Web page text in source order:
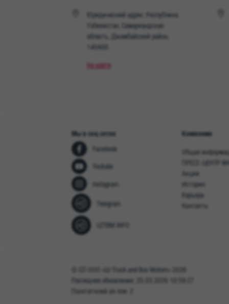
Юридический адрес: Республика
Узбекистан, Самаркандская
область, Джамбайский район,
140400
На карте
Мы в соц сетях
Facebook
Youtube
Instagram
Telegram
UZTBM INFO
Компания
Общая
ПРЕСС-ЦЕНТР
Акции
История
Карьера
Контакты
© СП ООО «Uz Truck and Bus Motors» 2026
Последнее обновление: 25.03.2026 10:59:27
Посетителей on-line: 2